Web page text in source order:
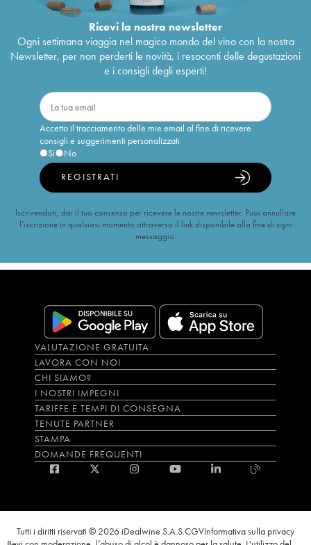
Ricevi la nostra newsletter
Ogni settimana viaggia nel magico mondo del vino con la nostra
Newsletter, per non perderti le novità, i resoconti delle degustazioni
e i consigli degli esperti!
Accetto il tracciamento delle mie email al fine di ricevere
consigli e suggerimenti personalizzati
Sì
No
REGISTRATI
Iscrivendoti, dai il tuo consenso per ricevere le nostre newsletter. Puoi annullare
l’iscrizione in qualsiasi momento attraverso il link disponibile alla fine di ogni
messaggio.
VALUTAZIONE GRATUITA
LAVORA CON NOI
CHI SIAMO?
I NOSTRI IMPEGNI
TARIFFE E TEMPI DI CONSEGNA
TENUTE PARTNER
STAMPA
DOMANDE FREQUENTI
Tutti i diritti riservati © 2026 iDealwine S.A.S.CGVInformativa sulla privacy